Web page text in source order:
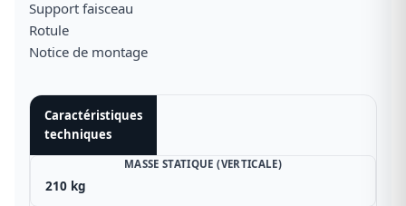
Support faisceau
Rotule
Notice de montage
Caractéristiques
techniques
MASSE STATIQUE (VERTICALE)
210 kg